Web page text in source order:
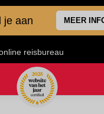
je aan MEER
reisbureau